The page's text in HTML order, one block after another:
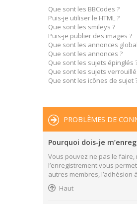
Que sont les BBCodes ?
Puis-je utiliser le HTML ?
Que sont les smileys ?
Puis-je publier des images ?
Que sont les annonces
Que sont les annonces ?
Que sont les sujets épinglés
Que sont les sujets
Que sont les icônes de sujet
PROBLÈMES DE
Pourquoi dois-je
Vous pouvez ne pas le faire,
l’enregistrement vous
autres membres, l’adhésion
Haut